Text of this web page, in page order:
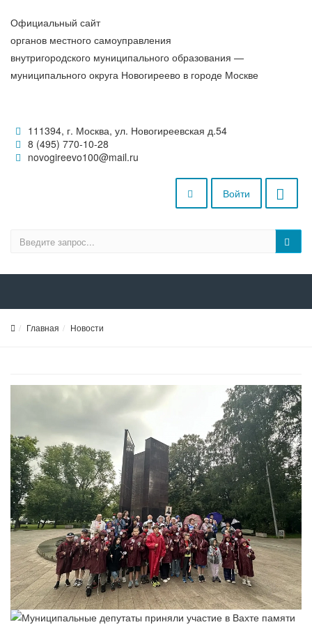
Официальный сайт
органов местного самоуправления
внутригородского муниципального образования —
муниципального округа Новогиреево в городе Москве
111394, г. Москва, ул. Новогиреевская д.54
8 (495) 770-10-28
novogireevo100@mail.ru
Войти
Главная Новости